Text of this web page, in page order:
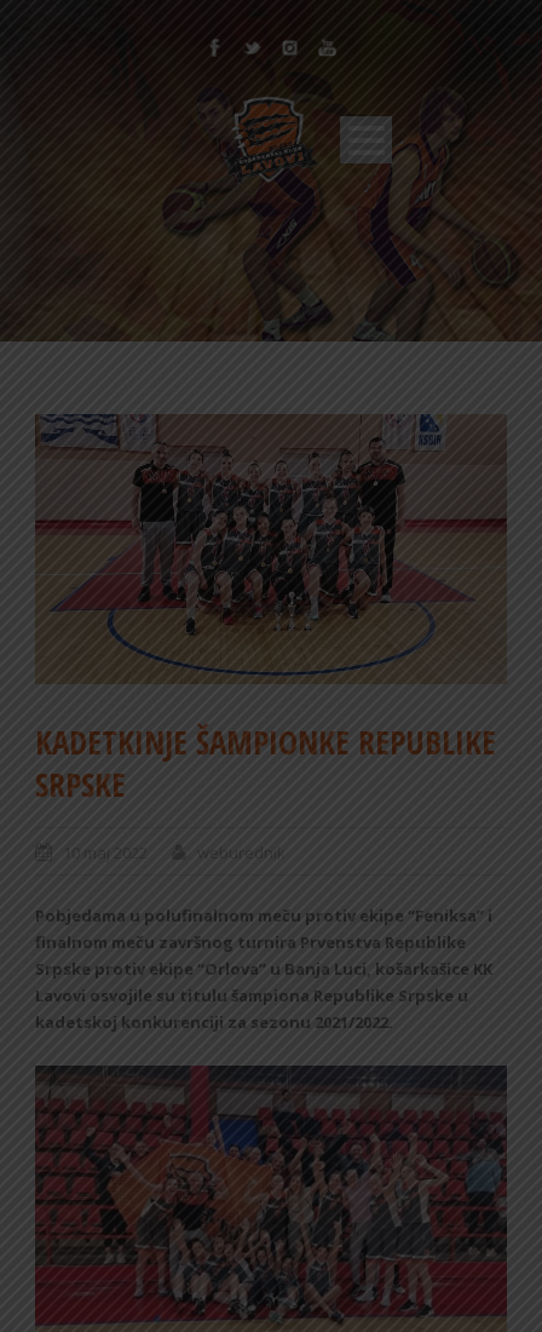
KADETKINJE ŠAMPIONKE REPUBLIKE
SRPSKE
10 maj 2022 weburednik
Pobjedama u polufinalnom meču protiv ekipe “Feniksa” i
finalnom meču završnog turnira Prvenstva Republike
Srpske protiv ekipe “Orlova” u Banja Luci, košarkašice KK
Lavovi osvojile su titulu šampiona Republike Srpske u
kadetskoj konkurenciji za sezonu 2021/2022.